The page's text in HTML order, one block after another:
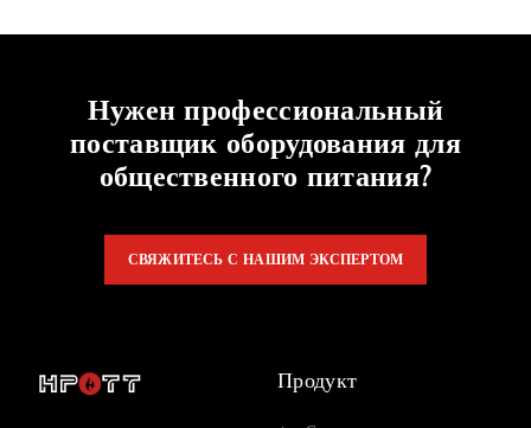
Нужен профессиональный
поставщик оборудования для
общественного питания?
СВЯЖИТЕСЬ С НАШИМ ЭКСПЕРТОМ
Продукт